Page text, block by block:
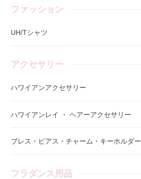
ファッション
UH/Tシャツ
アクセサリー
ハワイアンアクセサリー
ハワイアンレイ ・ ヘアーアクセサリー
ブレス・ピアス・チャーム・キーホルダー
フラダンス用品